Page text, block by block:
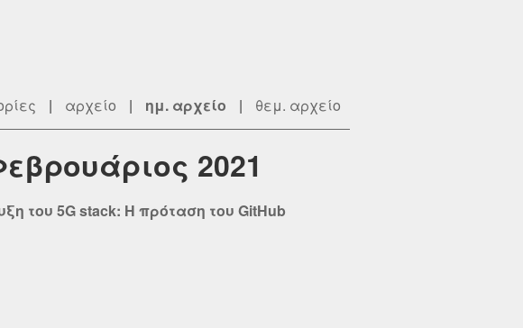
| αρχείο | ημ. αρχείο | θεμ. αρχείο
2021
του 5G stack: H πρόταση του GitHub